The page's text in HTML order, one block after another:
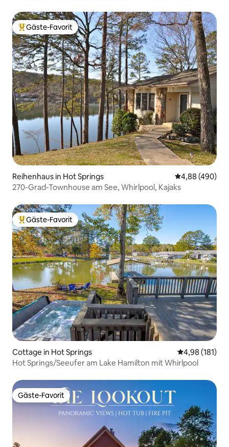
Beliebter Gäste-Favorit.
Gäste-Favorit
Reihenhaus in Hot Springs
4,88 (490)
270-Grad-Townhouse am See, Whirlpool, Kajaks
Beliebter Gäste-Favorit.
Gäste-Favorit
Cottage in Hot Springs
4,98 (181)
Hot Springs/Seeufer am Lake Hamilton mit Whirlpool
Gäste-Favorit
Gäste-Favorit